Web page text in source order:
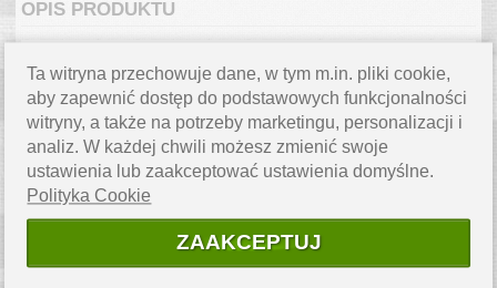
OPIS PRODUKTU
Ta witryna przechowuje dane, w tym m.in. pliki cookie,
aby zapewnić dostęp do podstawowych funkcjonalności
witryny, a także na potrzeby marketingu, personalizacji i
analiz. W każdej chwili możesz zmienić swoje
ustawienia lub zaakceptować ustawienia domyślne.
Polityka Cookie
ZAAKCEPTUJ